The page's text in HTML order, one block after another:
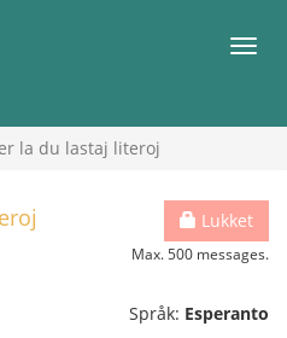
Meny
la du lastaj literoj
Lukket
Max. 500 messages.
Språk: Esperanto